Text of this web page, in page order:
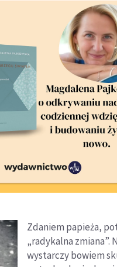
Zdaniem papieża,
„radykalna zmiana”.
wystarczy bowiem